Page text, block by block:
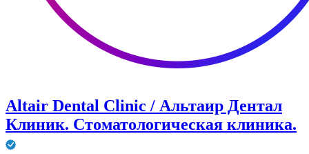
Altair Dental Clinic / Альтаир Дентал
Клиник. Стоматологическая клиника.